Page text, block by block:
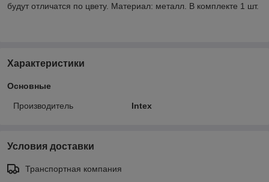
будут отличатся по цвету. Материал: металл. В комплекте 1 шт.
Характеристики
Основные
Производитель Intex
Условия доставки
Транспортная компания